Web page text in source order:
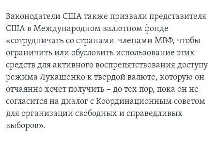
Законодатели США также призвали представителя
США в Международном валютном фонде
«сотрудничать со странами-членами МВФ, чтобы
ограничить или обусловить использование этих
средств для активного воспрепятствования доступу
режима Лукашенко к твердой валюте, которую он
отчаянно хочет получить – до тех пор, пока он не
согласится на диалог с Координационным советом
для организации свободных и справедливых
выборов».